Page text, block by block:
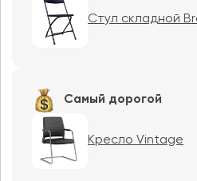
Стул складной
Самый дорогой
Кресло Vintage